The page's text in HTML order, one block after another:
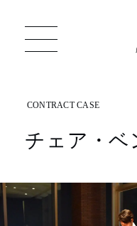
チェア・ベ